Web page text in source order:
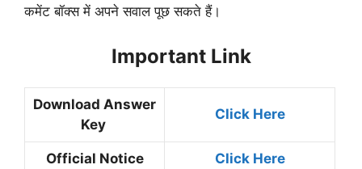
कमेंट बॉक्स में अपने सवाल पूछ सकते हैं।
Important Link
Download Answer
Key
Click Here
Official Notice Click Here